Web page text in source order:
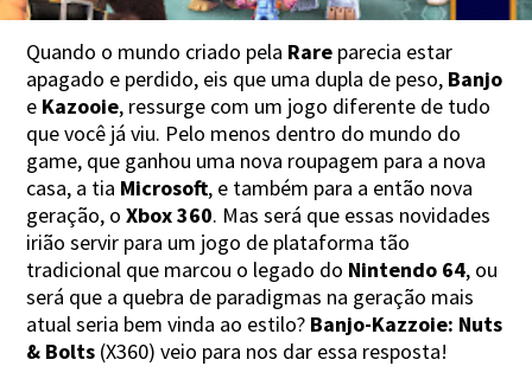
Quando o mundo criado pela Rare parecia estar
apagado e perdido, eis que uma dupla de peso, Banjo
e Kazooie, ressurge com um jogo diferente de tudo
que você já viu. Pelo menos dentro do mundo do
game, que ganhou uma nova roupagem para a nova
casa, a tia Microsoft, e também para a então nova
geração, oXbox 360. Mas será que essas novidades
irião servir para um jogo de plataforma tão
tradicional que marcou o legado do Nintendo 64, ou
será que a quebra de paradigmas na geração mais
atual seria bem vinda ao estilo? Banjo-Kazzoie: Nuts
& Bolts (X360) veio para nos dar essa resposta!